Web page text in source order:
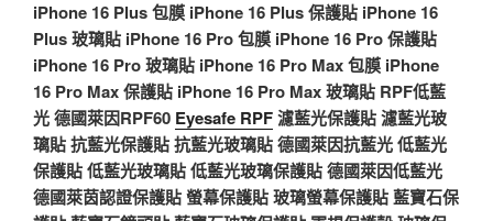
iPhone 16 Plus 包膜 iPhone 16 Plus 保護貼 iPhone 16
Plus 玻璃貼 iPhone 16 Pro 包膜 iPhone 16 Pro 保護貼
iPhone 16 Pro 玻璃貼 iPhone 16 Pro Max 包膜 iPhone
16 Pro Max 保護貼 iPhone 16 Pro Max 玻璃貼 RPF低藍
光德國萊因RPF60 Eyesafe RPF濾藍光保護貼濾藍光玻
璃貼抗藍光保護貼抗藍光玻璃貼德國萊因抗藍光低藍光
保護貼低藍光玻璃貼低藍光玻璃保護貼德國萊因低藍光
德國萊茵認證保護貼螢幕保護貼玻璃螢幕保護貼藍寶石保